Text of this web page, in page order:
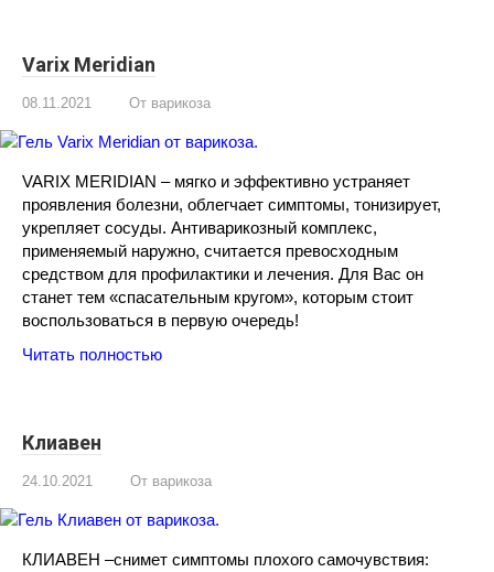
Varix Meridian
08.11.2021 От варикоза
VARIX MERIDIAN – мягко и эффективно устраняет
проявления болезни, облегчает симптомы, тонизирует,
укрепляет сосуды. Антиварикозный комплекс,
применяемый наружно, считается превосходным
средством для профилактики и лечения. Для Вас он
станет тем «спасательным кругом», которым стоит
воспользоваться в первую очередь!
Читать полностью
Клиавен
24.10.2021 От варикоза
КЛИАВЕН –снимет симптомы плохого самочувствия: